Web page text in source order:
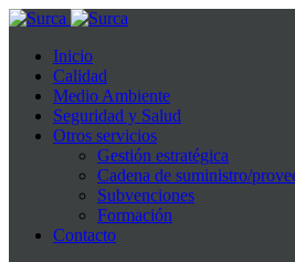
Inicio
Calidad
Medio Ambiente
Seguridad y Salud
Otros servicios
Gestión estratégica
Cadena de suministro/
Subvenciones
Formación
Contacto